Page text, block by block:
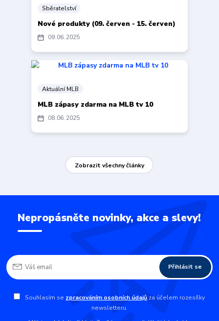
09 06 2025
Sběratelství
Nové produkty (09. červen - 15. červen)
08 06 2025
Aktuální MLB
MLB zápasy zdarma na MLB tv 10
Zobrazit všechny články
Nepropásněte novinky, akce a slevy!
Přihlásit se
Souhlasím se zpracováním osobních údajů za účelem rozesílky
newsletteru.